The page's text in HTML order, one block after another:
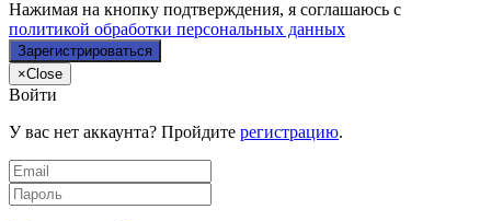
Нажимая на кнопку подтверждения, я соглашаюсь с
политикой обработки персональных данных
×Close
Войти
У вас нет аккаунта? Пройдите регистрацию.